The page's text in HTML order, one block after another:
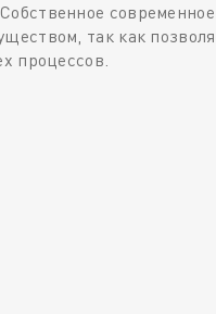
так как
процессов.